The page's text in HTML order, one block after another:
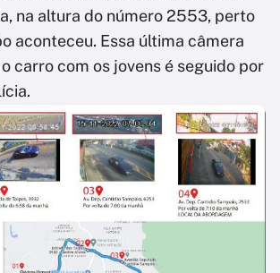
na altura do número 2553, perto
aconteceu. Essa última câmera
carro com os jovens é seguido por